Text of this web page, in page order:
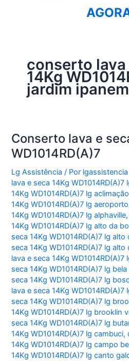
conserto lava
14Kg
jardim
Conserto lava e
WD1014RD(A)7
Lg Assistência / Por
lava e seca 14Kg WD1014RD(A)7
14Kg WD1014RD(A)7 lg aclimação
14Kg WD1014RD(A)7 lg aeroporto
14Kg WD1014RD(A)7 lg alphaville
14Kg WD1014RD(A)7 lg alto da
seca 14Kg WD1014RD(A)7 lg alto
seca 14Kg WD1014RD(A)7 lg
lava e seca 14Kg WD1014RD(A)7
seca 14Kg WD1014RD(A)7 lg
seca 14Kg WD1014RD(A)7 lg
lava e seca 14Kg WD1014RD(A)7
seca 14Kg WD1014RD(A)7 lg
14Kg WD1014RD(A)7 lg brooklin
seca 14Kg WD1014RD(A)7 lg
14Kg WD1014RD(A)7 lg cambuci,
14Kg WD1014RD(A)7 lg campo
14Kg WD1014RD(A)7 lg canto